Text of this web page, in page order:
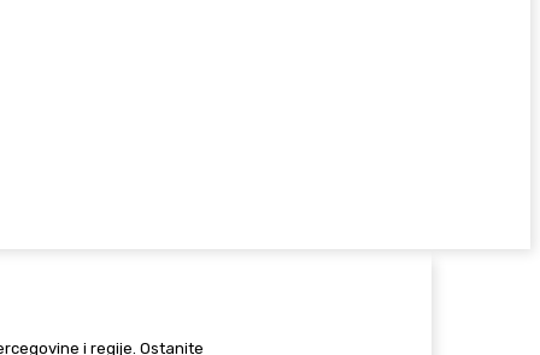
i regije. Ostanite